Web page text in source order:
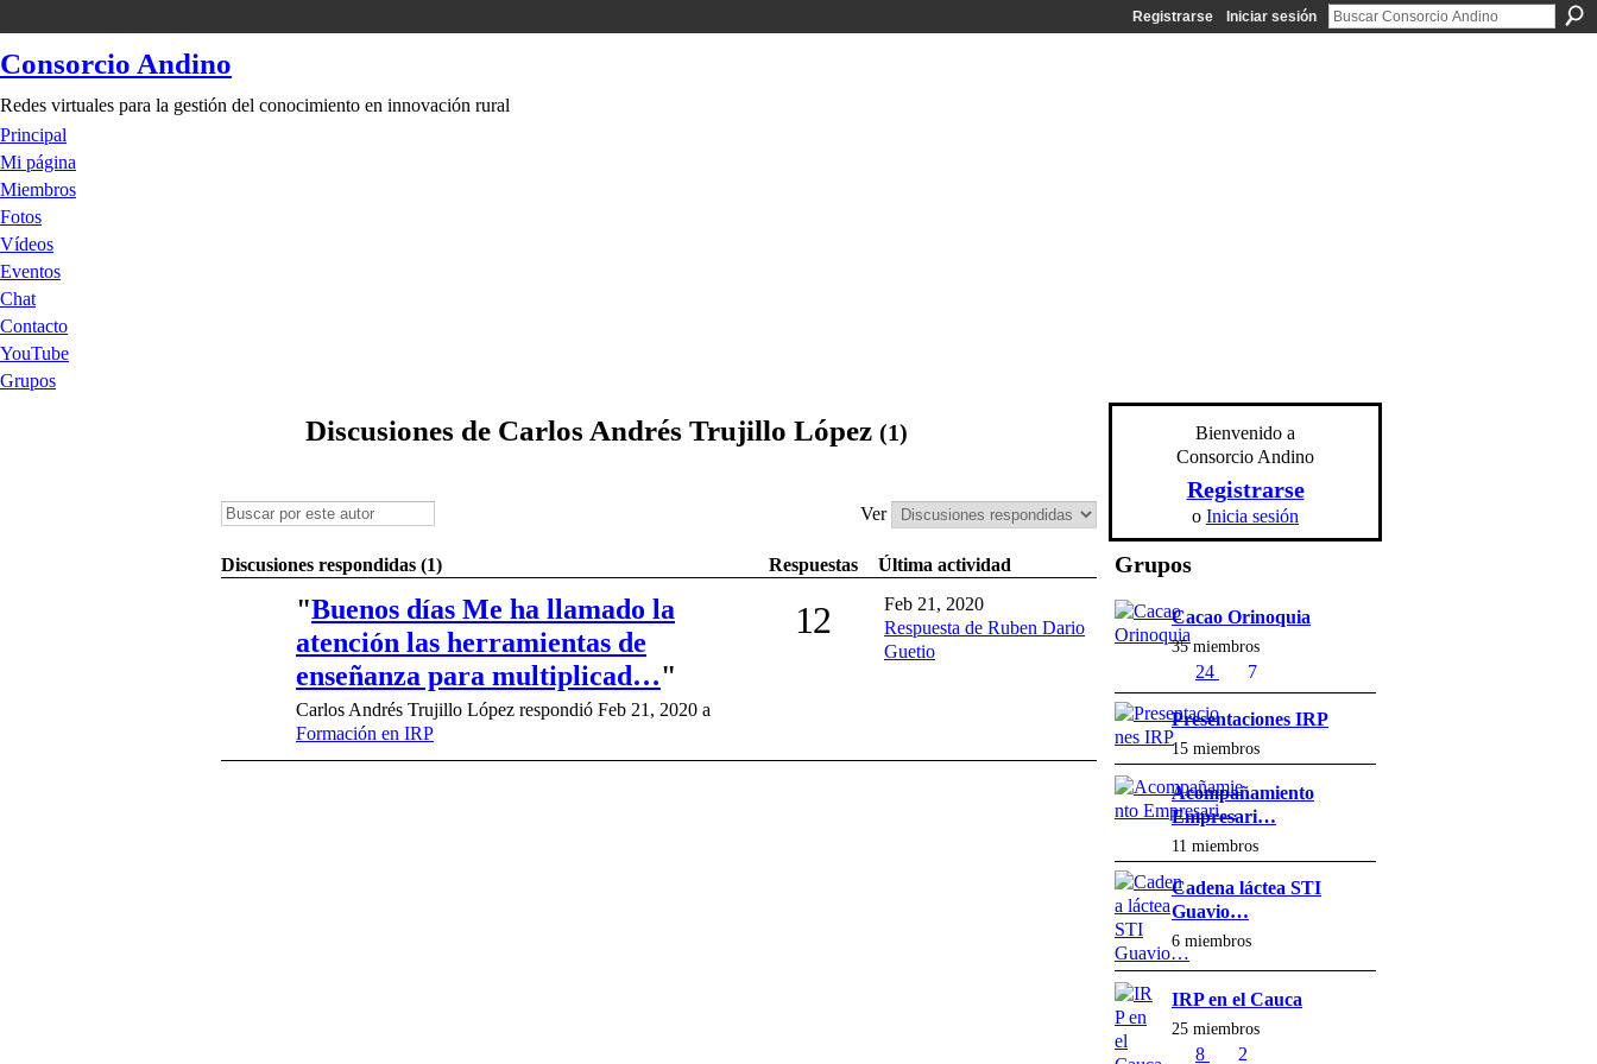
Registrarse Iniciar sesión
Consorcio Andino
Redes virtuales para la gestión del conocimiento en innovación rural
Principal
Mi página
Miembros
Fotos
Vídeos
Eventos
Chat
Contacto
YouTube
Grupos
Discusiones de Carlos Andrés Trujillo López (1)
Ver
Discusiones respondidas (1) Respuestas Última actividad
"Buenos días Me ha llamado la
atención las herramientas de
enseñanza para multiplicad…"
Carlos Andrés Trujillo López respondió Feb 21, 2020 a
Formación en IRP
12
Feb 21, 2020
Respuesta de Ruben Dario
Guetio
Bienvenido a
Consorcio Andino
Registrarse
o Inicia sesión
Grupos
Cacao Orinoquia
35 miembros
24 7
Presentaciones IRP
15 miembros
Acompañamiento
Empresari…
11 miembros
Cadena láctea STI
Guavio…
6 miembros
IRP en el Cauca
25 miembros
8 2